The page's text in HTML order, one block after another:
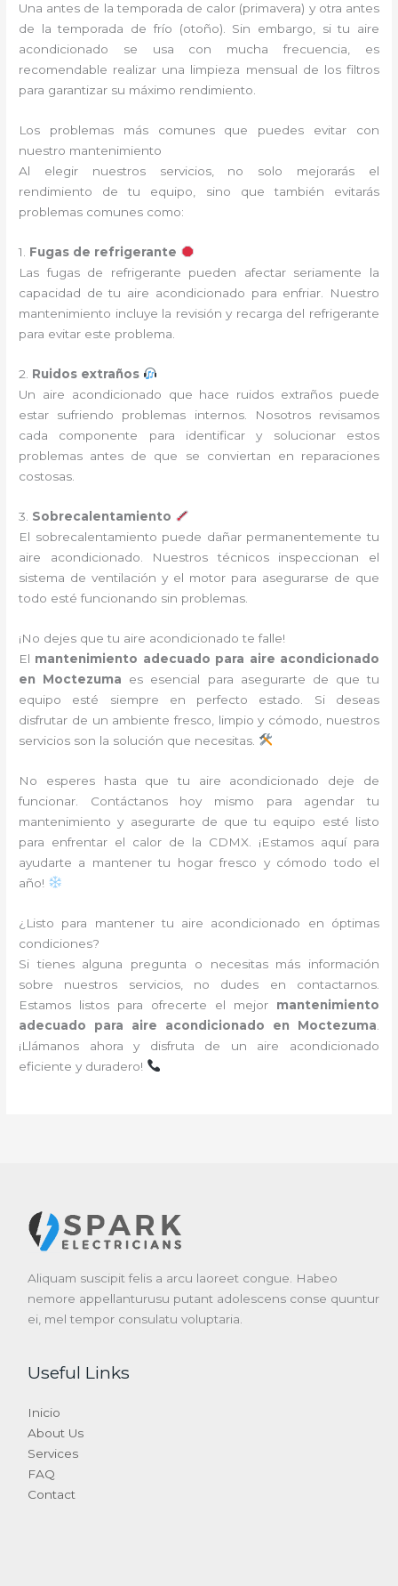
Una antes de la temporada de calor (primavera) y otra antes
de la temporada de frío (otoño). Sin embargo, si tu aire
acondicionado se usa con mucha frecuencia, es
recomendable realizar una limpieza mensual de los filtros
para garantizar su máximo rendimiento.
Los problemas más comunes que puedes evitar con
nuestro mantenimiento
Al elegir nuestros servicios, no solo mejorarás el
rendimiento de tu equipo, sino que también evitarás
problemas comunes como:
1. Fugas de refrigerante
Las fugas de refrigerante pueden afectar seriamente la
capacidad de tu aire acondicionado para enfriar. Nuestro
mantenimiento incluye la revisión y recarga del refrigerante
para evitar este problema.
2. Ruidos extraños
Un aire acondicionado que hace ruidos extraños puede
estar sufriendo problemas internos. Nosotros revisamos
cada componente para identificar y solucionar estos
problemas antes de que se conviertan en reparaciones
costosas.
3. Sobrecalentamiento
El sobrecalentamiento puede dañar permanentemente tu
aire acondicionado. Nuestros técnicos inspeccionan el
sistema de ventilación y el motor para asegurarse de que
todo esté funcionando sin problemas.
¡No dejes que tu aire acondicionado te falle!
El mantenimiento adecuado para aire acondicionado
en Moctezuma es esencial para asegurarte de que tu
equipo esté siempre en perfecto estado. Si deseas
disfrutar de un ambiente fresco, limpio y cómodo, nuestros
servicios son la solución que necesitas.
No esperes hasta que tu aire acondicionado deje de
funcionar. Contáctanos hoy mismo para agendar tu
mantenimiento y asegurarte de que tu equipo esté listo
para enfrentar el calor de la CDMX. ¡Estamos aquí para
ayudarte a mantener tu hogar fresco y cómodo todo el
año!
¿Listo para mantener tu aire acondicionado en óptimas
condiciones?
Si tienes alguna pregunta o necesitas más información
sobre nuestros servicios, no dudes en contactarnos.
Estamos listos para ofrecerte el mejor mantenimiento
adecuado para aire acondicionado en Moctezuma
¡Llámanos ahora y disfruta de un aire acondicionado
eficiente y duradero!
Aliquam suscipit felis a arcu laoreet congue. Habeo
nemore appellanturusu putant adolescens conse quuntur
ei, mel tempor consulatu voluptaria.
Useful Links
Inicio
About Us
Services
FAQ
Contact